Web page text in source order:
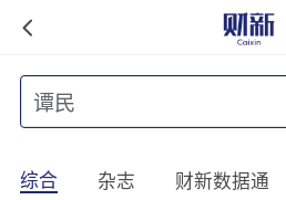
综合 杂志 财新数据通